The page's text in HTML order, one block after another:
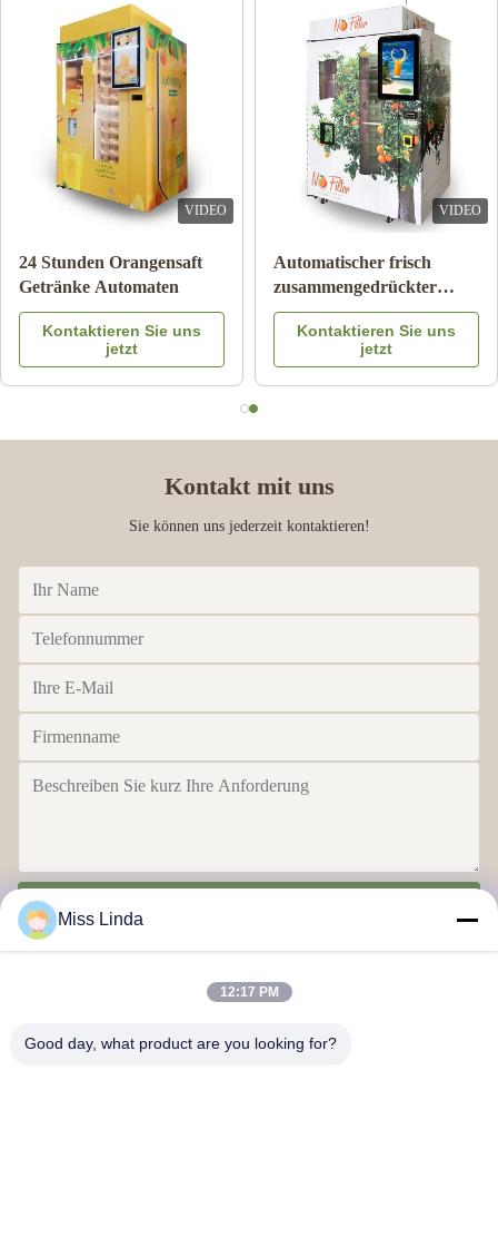
VIDEO
24 Stunden Orangensaft
Getränke Automaten
Kontaktieren Sie uns
jetzt
VIDEO
Automatischer frisch
zusammengedrückter
Orangensaft-Automat für
Werbung
Kontaktieren Sie uns
jetzt
Kontakt mit uns
Sie können uns jederzeit kontaktieren!
Miss Linda
12:17 PM
Good day, what product are you looking for?